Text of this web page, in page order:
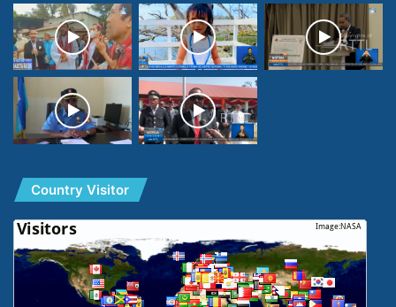
Country Visitor